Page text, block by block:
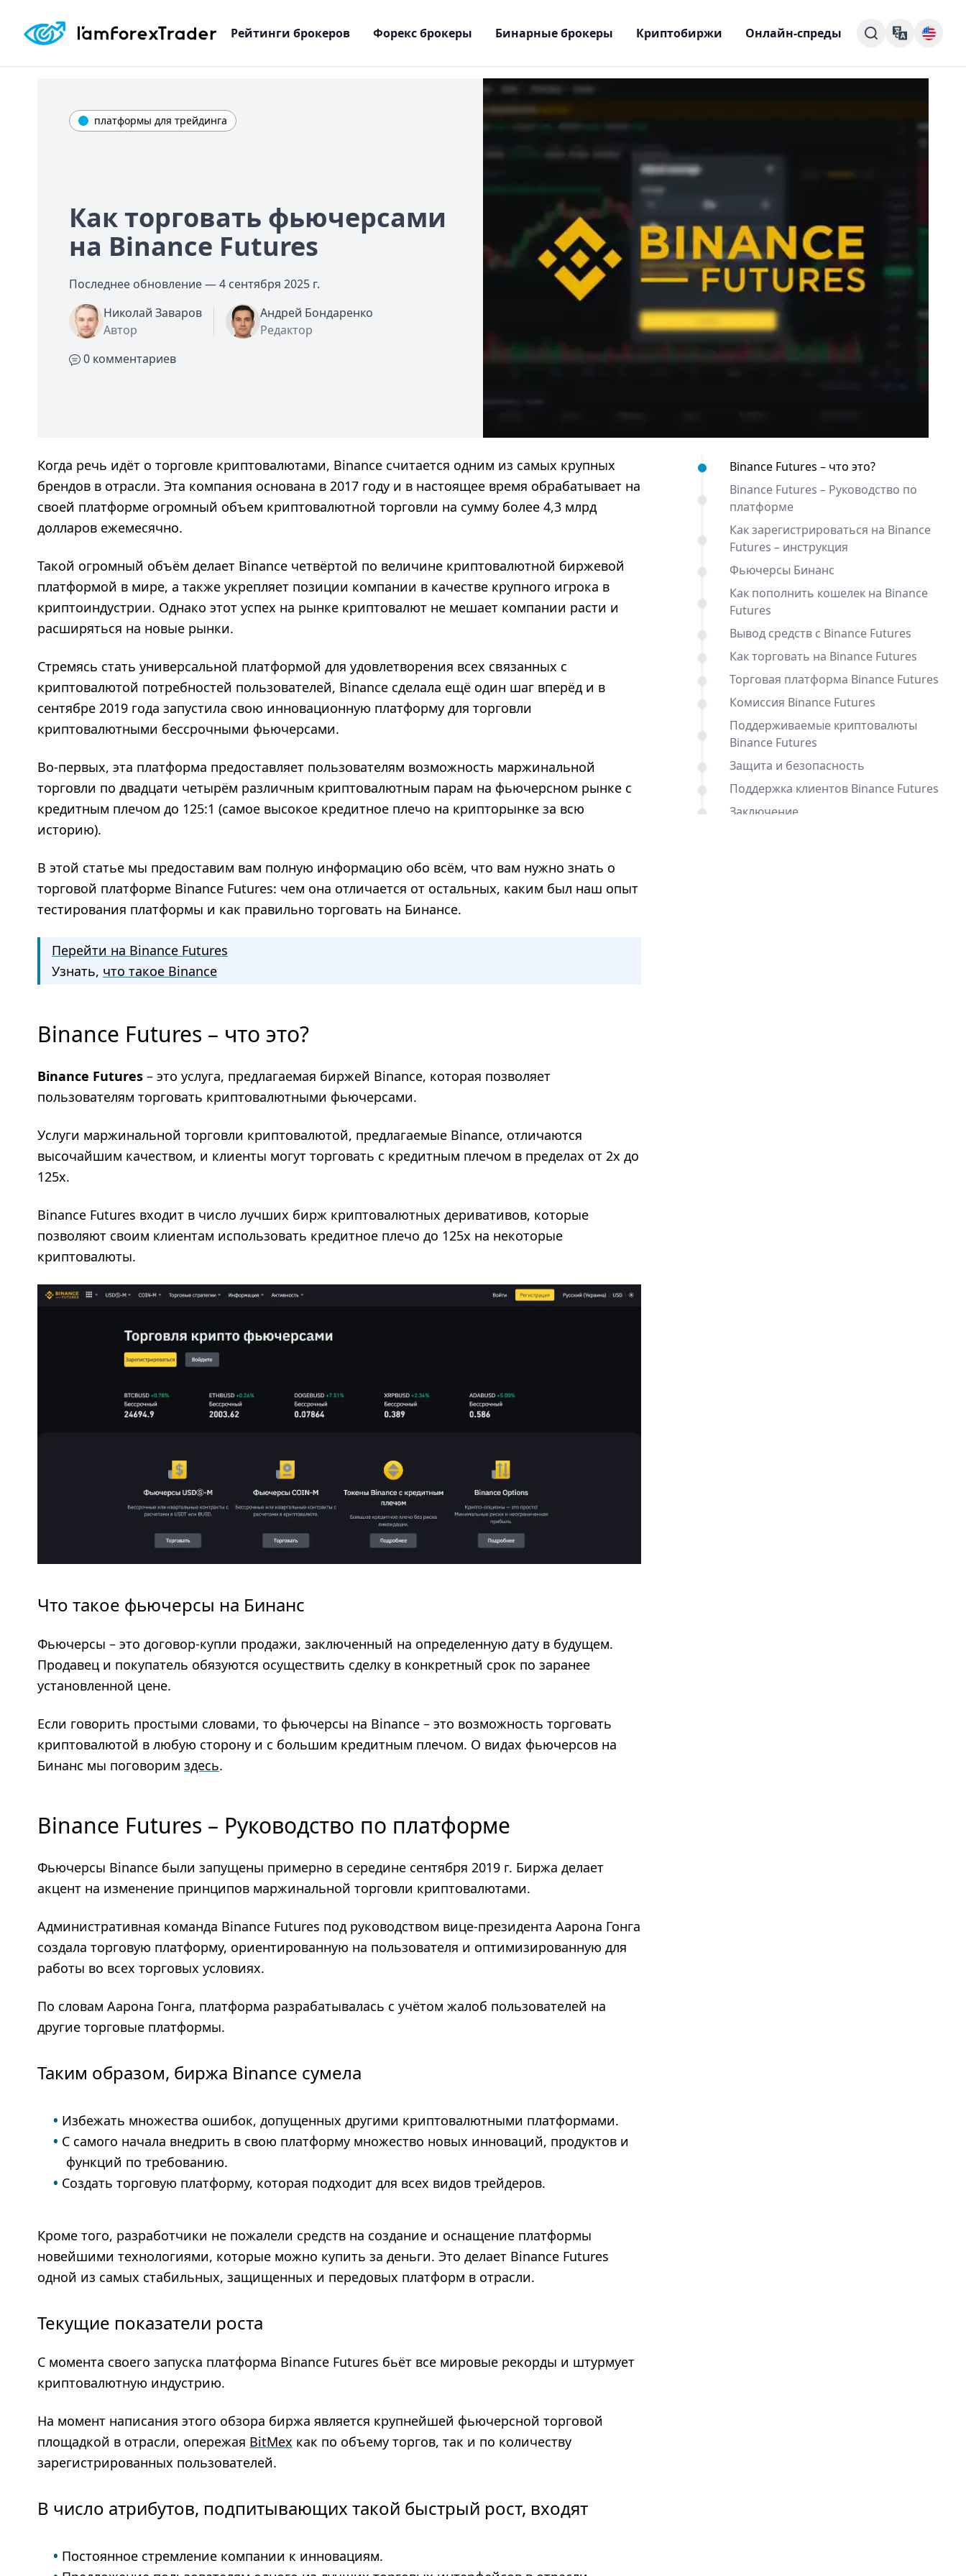
Рейтинги брокеров Форекс брокеры Бинарные брокеры Криптобиржи Онлайн-спреды
платформы для трейдинга
Как торговать фьючерсами
на Binance Futures
Последнее обновление —4 сентября 2025 г.
Николай Заваров
Автор
Андрей Бондаренко
Редактор
0 комментариев
Содержание: Binance Futures – что это?
Binance Futures – Руководство по
платформе
Как зарегистрироваться на Binance
Futures – инструкция
Фьючерсы Бинанс
Как пополнить кошелек на Binance
Futures
Вывод средств с Binance Futures
Как торговать на Binance Futures
Торговая платформа Binance Futures
Комиссия Binance Futures
Поддерживаемые криптовалюты
Binance Futures
Защита и безопасность
Поддержка клиентов Binance Futures
Заключение
Когда речь идёт о торговле криптовалютами, Binance считается одним из самых крупных
брендов в отрасли. Эта компания основана в 2017 году и в настоящее время обрабатывает на
своей платформе огромный объем криптовалютной торговли на сумму более 4,3 млрд
долларов ежемесячно.
Такой огромный объём делает Binance четвёртой по величине криптовалютной биржевой
платформой в мире, а также укрепляет позиции компании в качестве крупного игрока в
криптоиндустрии. Однако этот успех на рынке криптовалют не мешает компании расти и
расширяться на новые рынки.
Стремясь стать универсальной платформой для удовлетворения всех связанных с
криптовалютой потребностей пользователей, Binance сделала ещё один шаг вперёд и в
сентябре 2019 года запустила свою инновационную платформу для торговли
криптовалютными бессрочными фьючерсами.
Во-первых, эта платформа предоставляет пользователям возможность маржинальной
торговли по двадцати четырём различным криптовалютным парам на фьючерсном рынке с
кредитным плечом до 125:1 (самое высокое кредитное плечо на крипторынке за всю
историю).
В этой статье мы предоставим вам полную информацию обо всём, что вам нужно знать о
торговой платформе Binance Futures: чем она отличается от остальных, каким был наш опыт
тестирования платформы и как правильно торговать на Бинансе.
Перейти на Binance Futures
Узнать, что такое Binance
Binance Futures – что это?
Binance Futures – это услуга, предлагаемая биржей Binance, которая позволяет
пользователям торговать криптовалютными фьючерсами.
Услуги маржинальной торговли криптовалютой, предлагаемые Binance, отличаются
высочайшим качеством, и клиенты могут торговать с кредитным плечом в пределах от 2x до
125x.
Binance Futures входит в число лучших бирж криптовалютных деривативов, которые
позволяют своим клиентам использовать кредитное плечо до 125x на некоторые
криптовалюты.
Что такое фьючерсы на Бинанс
Фьючерсы – это договор-купли продажи, заключенный на определенную дату в будущем.
Продавец и покупатель обязуются осуществить сделку в конкретный срок по заранее
установленной цене.
Если говорить простыми словами, то фьючерсы на Binance – это возможность торговать
криптовалютой в любую сторону и с большим кредитным плечом. О видах фьючерсов на
Бинанс мы поговорим здесь.
Binance Futures – Руководство по платформе
Фьючерсы Binance были запущены примерно в середине сентября 2019 г. Биржа делает
акцент на изменение принципов маржинальной торговли криптовалютами.
Административная команда Binance Futures под руководством вице-президента Аарона Гонга
создала торговую платформу, ориентированную на пользователя и оптимизированную для
работы во всех торговых условиях.
По словам Аарона Гонга, платформа разрабатывалась с учётом жалоб пользователей на
другие торговые платформы.
Таким образом, биржа Binance сумела
Избежать множества ошибок, допущенных другими криптовалютными платформами.
С самого начала внедрить в свою платформу множество новых инноваций, продуктов и
функций по требованию.
Создать торговую платформу, которая подходит для всех видов трейдеров.
Кроме того, разработчики не пожалели средств на создание и оснащение платформы
новейшими технологиями, которые можно купить за деньги. Это делает Binance Futures
одной из самых стабильных, защищенных и передовых платформ в отрасли.
Текущие показатели роста
С момента своего запуска платформа Binance Futures бьёт все мировые рекорды и штурмует
криптовалютную индустрию.
На момент написания этого обзора биржа является крупнейшей фьючерсной торговой
площадкой в отрасли, опережая BitMex как по объему торгов, так и по количеству
зарегистрированных пользователей.
В число атрибутов, подпитывающих такой быстрый рост, входят
Постоянное стремление компании к инновациям.